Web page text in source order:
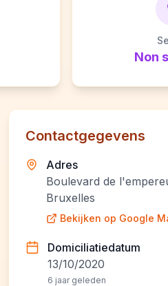
Non
Contactgegevens
Adres
Boulevard de
Bruxelles
Bekijken op Google
Domiciliatiedatum
13/10/2020
6 jaar geleden